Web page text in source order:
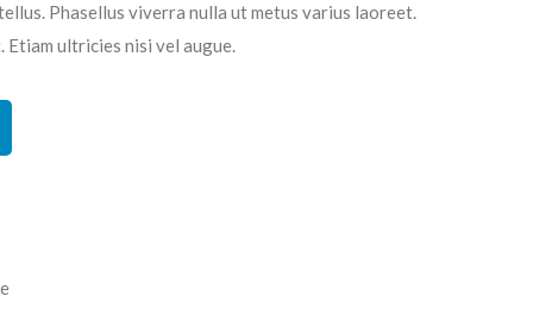
Phasellus viverra nulla ut metus varius laoreet.
Etiam ultricies nisi vel augue.